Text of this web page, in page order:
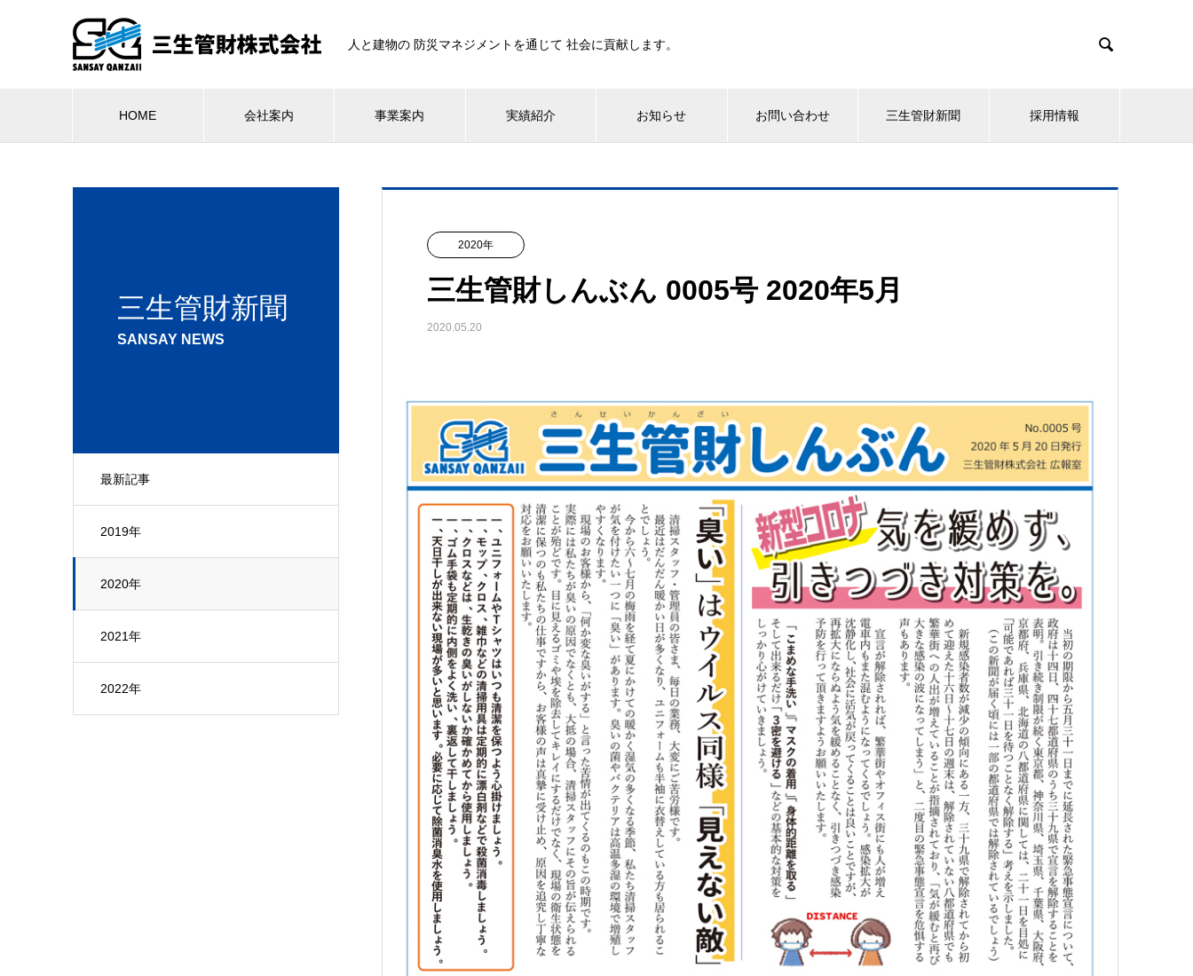
人と建物の 防災マネジメントを通じて 社会に貢献します。 
HOME 会社案内 事業案内 実績紹介 お知らせ お問い合わせ 三生管財新聞 採用情報
三生管財新聞
SANSAY NEWS
最新記事
2019年
2020年
2021年
2022年
2020年
三生管財しんぶん 0005号 2020年5月
2020.05.20